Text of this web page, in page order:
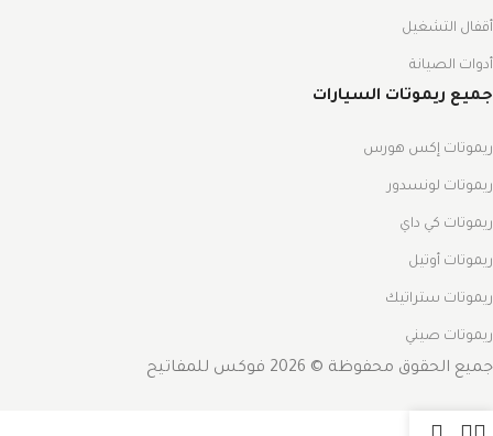
أقفال التشغيل
أدوات الصيانة
جميع ريموتات السيارات
ريموتات إكس هورس
ريموتات لونسدور
ريموتات كي داي
ريموتات أوتيل
ريموتات ستراتيك
ريموتات صيني
جميع الحقوق محفوظة © 2026 فوكس للمفاتيح